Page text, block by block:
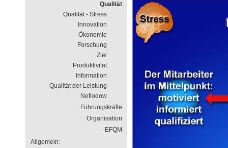
Qualität
Qualität - Stress
Innovation
Ökonomie
Forschung
Ziel
Produktivität
Information
Qualität der Leistung
Nefiodow
Führungskräfte
Organisation
EFQM
Allgemein: